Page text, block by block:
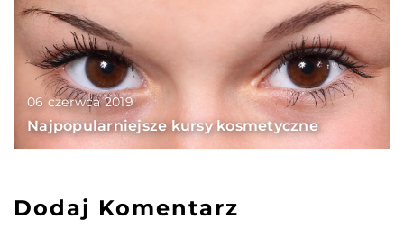
06 czerwca 2019
Najpopularniejsze kursy kosmetyczne
Dodaj Komentarz